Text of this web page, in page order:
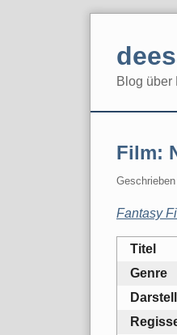
Blog über
Film:
Fantasy
Titel
Genre